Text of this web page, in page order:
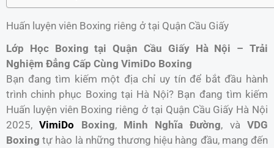
Huấn luyện viên Boxing riêng ở tại Quận Cầu Giấy
Lớp Học Boxing tại Quận Cầu Giấy Hà Nội – Trải
Nghiệm Đẳng Cấp Cùng VimiDo Boxing
Bạn đang tìm kiếm một địa chỉ uy tín để bắt đầu hành
trình chinh phục Boxing tại Hà Nội? Bạn đang tìm kiếm
Huấn luyện viên Boxing riêng ở tại Quận Cầu Giấy Hà Nội
2025,VimiDo Boxing, Minh Nghĩa Đường, vàVDG
Boxing tự hào là những thương hiệu hàng đầu, mang đến